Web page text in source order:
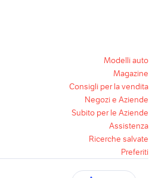
Modelli auto
Magazine
Consigli per la vendita
Negozi e Aziende
Subito per le Aziende
Assistenza
Ricerche salvate
Preferiti